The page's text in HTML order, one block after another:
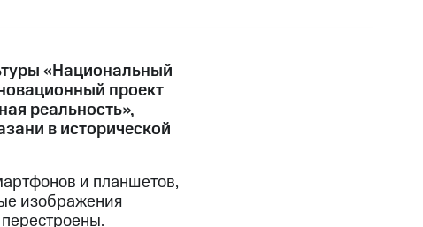
«Национальный
проект
реальность»,
в исторической
и планшетов,
изображения